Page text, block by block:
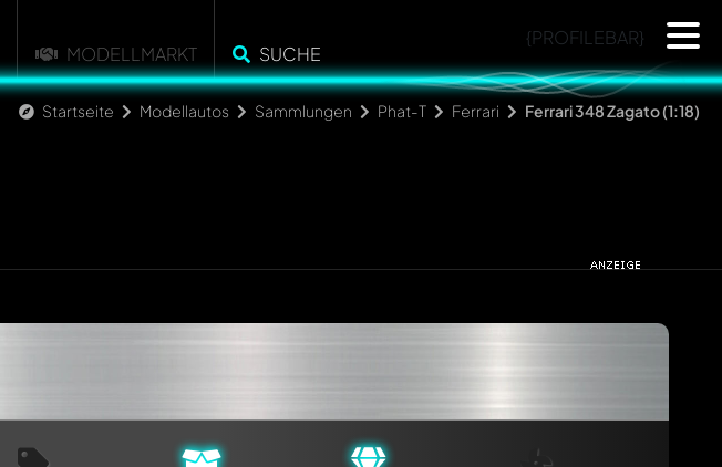
MODELLMARKT SUCHE
{PROFILEBAR}
Startseite Modellautos Sammlungen Phat-T Ferrari Ferrari 348 Zagato (1:18)